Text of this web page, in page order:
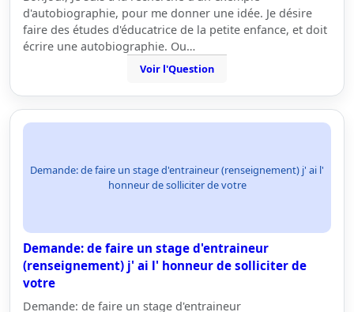
d'autobiographie, pour me donner une idée. Je désire
faire des études d'éducatrice de la petite enfance, et doit
écrire une autobiographie. Ou…
Voir l'Question
Demande: de faire un stage d'entraineur (renseignement) j' ai l'
honneur de solliciter de votre
Demande: de faire un stage d'entraineur
(renseignement) j' ai l' honneur de solliciter de
votre
Demande: de faire un stage d'entraineur